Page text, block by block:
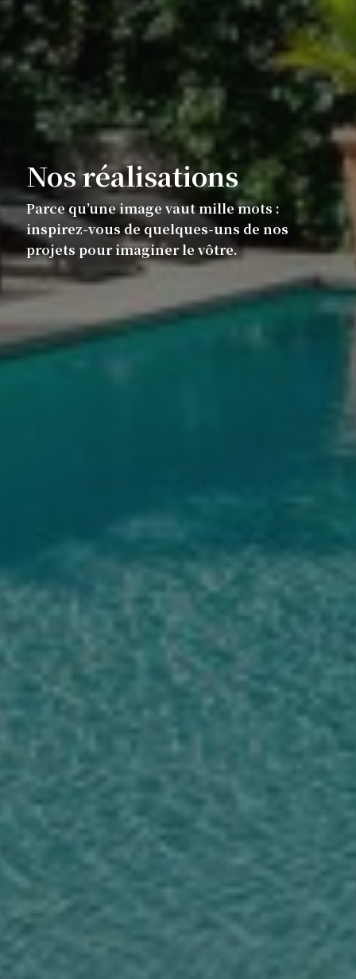
Nos réalisations
Parce qu’une image vaut mille mots :
inspirez-vous de quelques-uns de nos
projets pour imaginer le vôtre.